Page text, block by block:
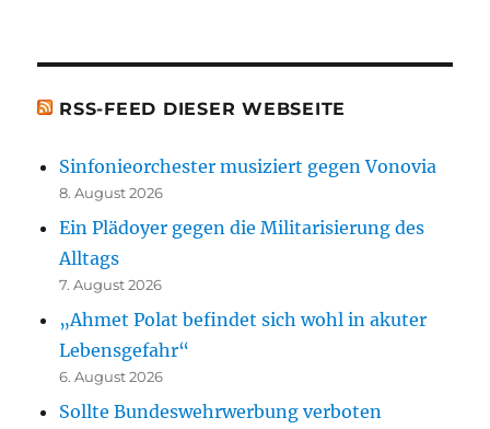
RSS-FEED DIESER WEBSEITE
Sinfonieorchester musiziert gegen Vonovia
8. August 2026
Ein Plädoyer gegen die Militarisierung des
Alltags
7. August 2026
„Ahmet Polat befindet sich wohl in akuter
Lebensgefahr“
6. August 2026
Sollte Bundeswehrwerbung verboten